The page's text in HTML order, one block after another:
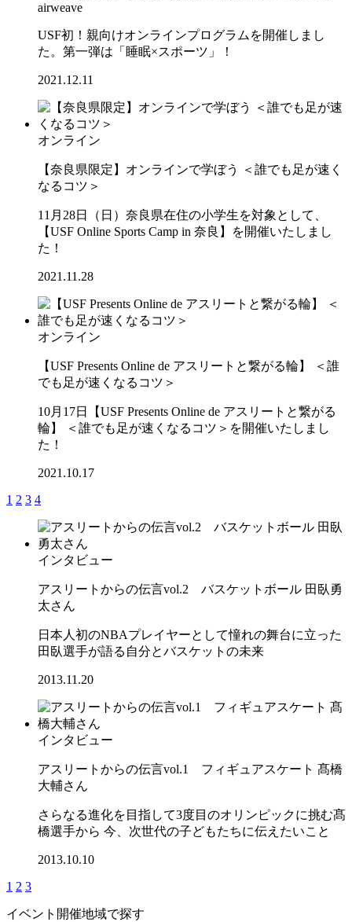
airweave
USF初！親向けオンラインプログラムを開催しまし
た。第一弾は「睡眠×スポーツ」！
2021.12.11
オンライン
【奈良県限定】オンラインで学ぼう ＜誰でも足が速く
なるコツ＞
11月28日（日）奈良県在住の小学生を対象として、
【USF Online Sports Camp in 奈良】を開催いたしまし
た！
2021.11.28
オンライン
【USF Presents Online de アスリートと繋がる輪】 ＜誰
でも足が速くなるコツ＞
10月17日【USF Presents Online de アスリートと繋がる
輪】 ＜誰でも足が速くなるコツ＞を開催いたしまし
た！
2021.10.17
1 2 3 4
インタビュー
アスリートからの伝言vol.2 バスケットボール 田臥勇
太さん
日本人初のNBAプレイヤーとして憧れの舞台に立った
田臥選手が語る自分とバスケットの未来
2013.11.20
インタビュー
アスリートからの伝言vol.1 フィギュアスケート 髙橋
大輔さん
さらなる進化を目指して3度目のオリンピックに挑む髙
橋選手から 今、次世代の子どもたちに伝えたいこと
2013.10.10
1 2 3
イベント開催地域で探す